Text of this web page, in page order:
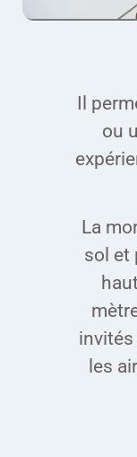
Il
ou
La
sol et
les